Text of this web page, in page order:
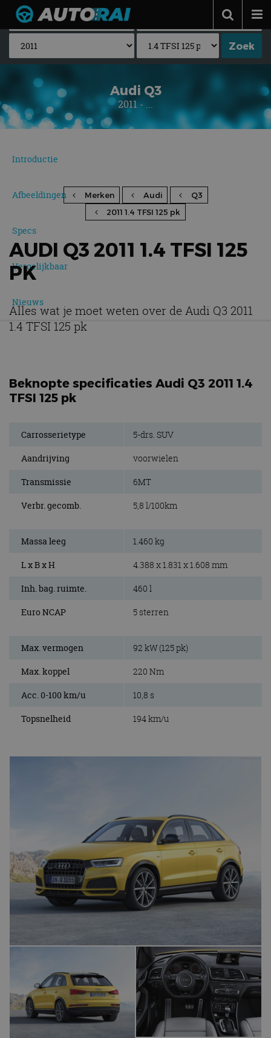
Autonieuws
Podcast
Autotests
Automerken
Adverteren
Contact
Audi Q3
2011 - ...
Introductie
Afbeeldingen
Specs
Vergelijkbaar
Nieuws
Merken Audi
Q3
2011 1.4 TFSI 125 pk
AUDI Q3 2011 1.4 TFSI 125
PK
Alles wat je moet weten over de Audi Q3 2011
1.4 TFSI 125 pk
Beknopte specificaties Audi Q3 2011 1.4
TFSI 125 pk
Carrosserietype 5-drs. SUV
Aandrijving voorwielen
Transmissie 6MT
Verbr. gecomb. 5,8 l/100km
Massa leeg 1.460 kg
L x B x H 4.388 x 1.831 x 1.608 mm
Inh. bag. ruimte. 460 l
Euro NCAP 5 sterren
Max. vermogen 92 kW (125 pk)
Max. koppel 220 Nm
Acc. 0-100 km/u 10,8 s
Topsnelheid 194 km/u